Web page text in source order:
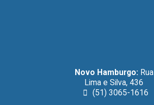
Novo Hamburgo: Rua
Lima e Silva, 436
(51) 3065-1616